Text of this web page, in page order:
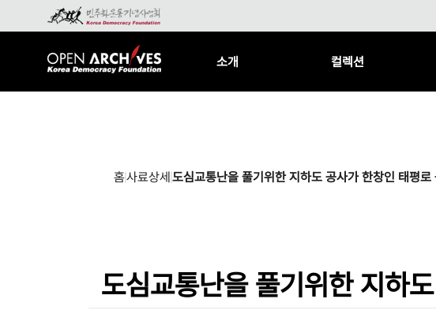
소개 컬렉션
홈사료상세도심교통난을 풀기위한 지하도 공사가 한창인 태평로
도심교통난을 풀기위한 지하